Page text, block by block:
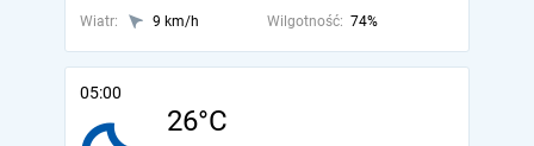
Wiatr:
9 km/h Wilgotność: 74%
05:00
26°C